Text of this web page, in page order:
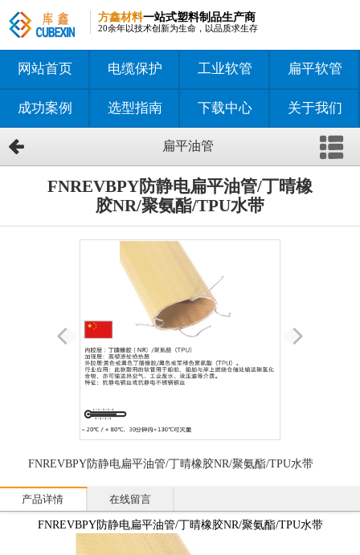
方鑫材料一站式塑料制品生产商
20余年以技术创新为生命，以品质求生存
网站首页 电缆保护 工业软管 扁平软管
成功案例 选型指南 下载中心 关于我们
扁平油管
FNREVBPY防静电扁平油管/丁晴橡
胶NR/聚氨酯/TPU水带
FNREVBPY防静电扁平油管/丁晴橡胶NR/聚氨酯/TPU水带
产品详情 在线留言
FNREVBPY防静电扁平油管/丁晴橡胶NR/聚氨酯/TPU水带